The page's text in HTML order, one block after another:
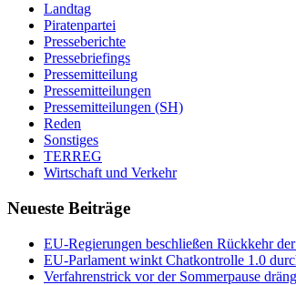
Landtag
Piratenpartei
Presseberichte
Pressebriefings
Pressemitteilung
Pressemitteilungen
Pressemitteilungen (SH)
Reden
Sonstiges
TERREG
Wirtschaft und Verkehr
Neueste Beiträge
EU-Regierungen beschließen Rückkehr
EU-Parlament winkt Chatkontrolle 1.0
Verfahrenstrick vor der Sommerpause